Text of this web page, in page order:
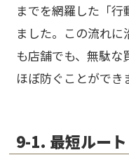
までを網羅した「行
ました。この流れ
も店舗でも、無駄な
ほぼ防ぐことができ
9-1. 最短ルート